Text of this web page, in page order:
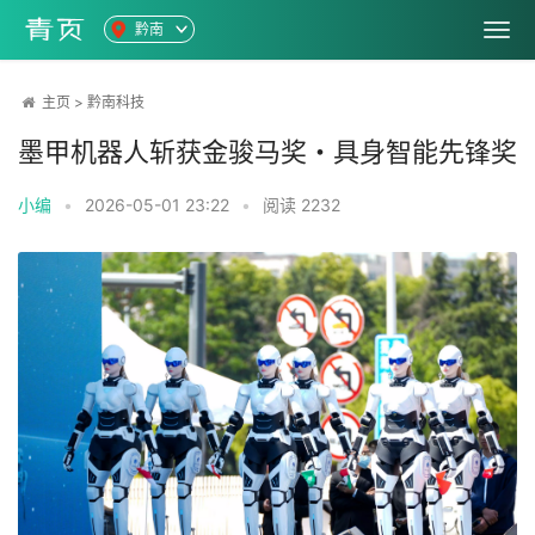
黔南
主页 > 黔南科技
墨甲机器人斩获金骏马奖・具身智能先锋奖
小编 • 2026-05-01 23:22 • 阅读 2232